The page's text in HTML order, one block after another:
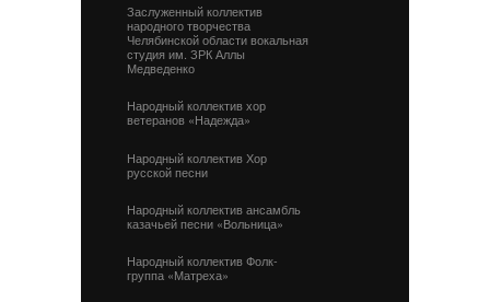
Заслуженный коллектив
народного творчества
Челябинской области вокальная
студия им. ЗРК Аллы
Медведенко
Народный коллектив хор
ветеранов «Надежда»
Народный коллектив Хор
русской песни
Народный коллектив ансамбль
казачьей песни «Вольница»
Народный коллектив Фолк-
группа «Матреха»